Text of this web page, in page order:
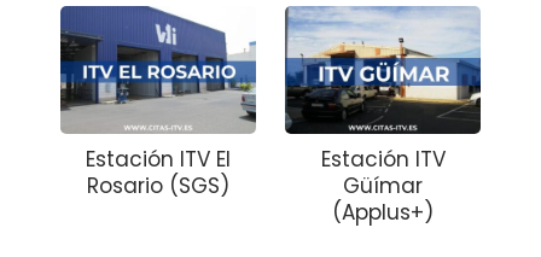
Estación ITV El
Rosario (SGS)
Estación ITV
Güímar
(Applus+)